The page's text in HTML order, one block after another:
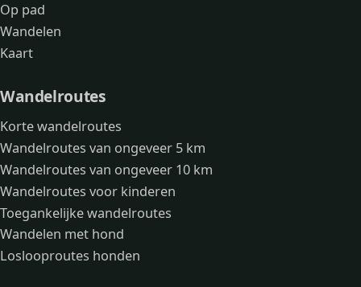
Op pad
Wandelen
Kaart
Wandelroutes
Korte wandelroutes
Wandelroutes van ongeveer 5 km
Wandelroutes van ongeveer 10 km
Wandelroutes voor kinderen
Toegankelijke wandelroutes
Wandelen met hond
Loslooproutes honden